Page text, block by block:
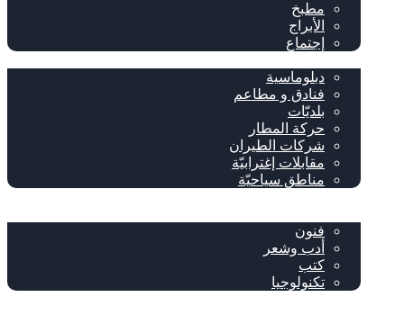
مطبخ
الأبراج
إجتماع
دبلوماسية
فنادق و مطاعم
بلديّات
حركة المطار
شركات الطيران
مقابلات إغترابيّة
مناطق سياحيّة
فنون
أدب وشعر
كتب
تكنولوجيا